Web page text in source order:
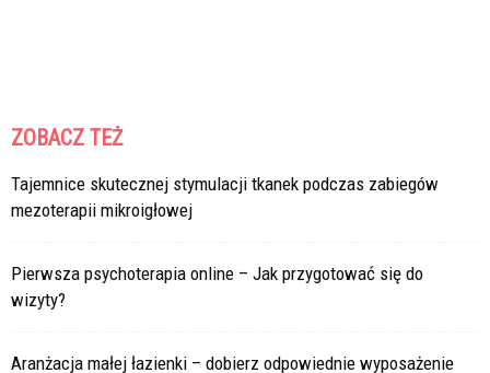
ZOBACZ TEŻ
Tajemnice skutecznej stymulacji tkanek podczas zabiegów
mezoterapii mikroigłowej
Pierwsza psychoterapia online – Jak przygotować się do
wizyty?
Aranżacja małej łazienki – dobierz odpowiednie wyposażenie